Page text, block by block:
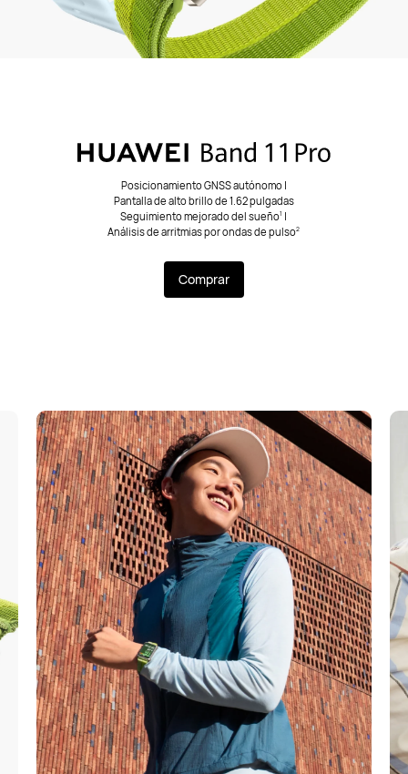
Posicionamiento GNSS autónomo |
Pantalla de alto brillo de 1.62 pulgadas
Seguimiento mejorado del sueño1 |
Análisis de arritmias por ondas de pulso2
Comprar